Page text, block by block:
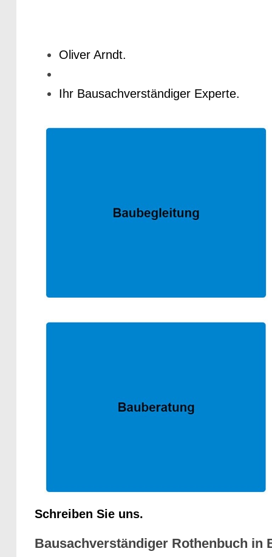
Oliver Arndt.
Ihr Bausachverständiger Experte.
Schreiben Sie uns.
Bausachverständiger Rothenbuch in